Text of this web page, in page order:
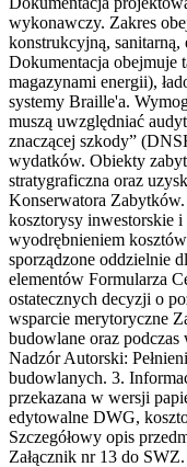
wykonawczy. Zakres
konstrukcyjną, sanitarną,
Dokumentacja obejmuje
magazynami energii),
systemy Braille'a.
muszą uwzględniać
znaczącej szkody”
wydatków. Obiekty
stratygraficzna oraz
Konserwatora
kosztorysy inwestorskie
wyodrębnieniem
sporządzone oddzielnie
elementów Formularza
ostatecznych decyzji o
wsparcie merytoryczne
budowlane oraz
Nadzór Autorski:
budowlanych. 3.
przekazana w wersji
edytowalne DWG,
Szczegółowy opis
Załącznik nr 13 do SWZ.